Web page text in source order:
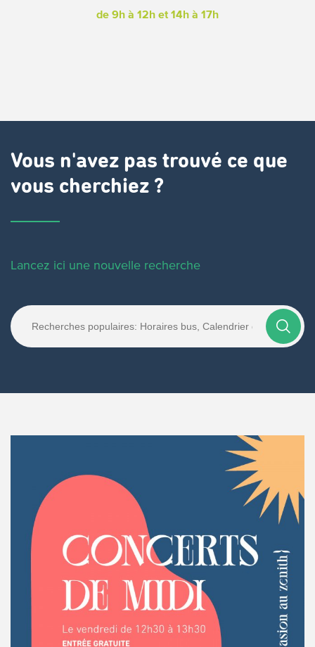
de 9h à 12h et 14h à 17h
Vous n'avez pas trouvé ce que
vous cherchiez ?
Lancez ici une nouvelle recherche